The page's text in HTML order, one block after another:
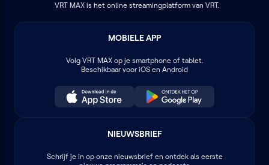
VRT MAX is het online streamingplatform van VRT.
MOBIELE APP
Volg VRT MAXop je smartphone of tablet.
Beschikbaar voor iOS en Android
NIEUWSBRIEF
Schrijf je in op onze nieuwsbrief en ontdek als eerste